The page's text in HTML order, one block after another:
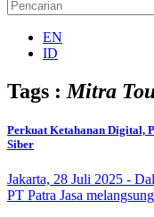
EN
ID
Tags : Mitra
Perkuat Ketahanan Digital,
Siber
Jakarta, 28 Juli 2025 -
PT Patra Jasa